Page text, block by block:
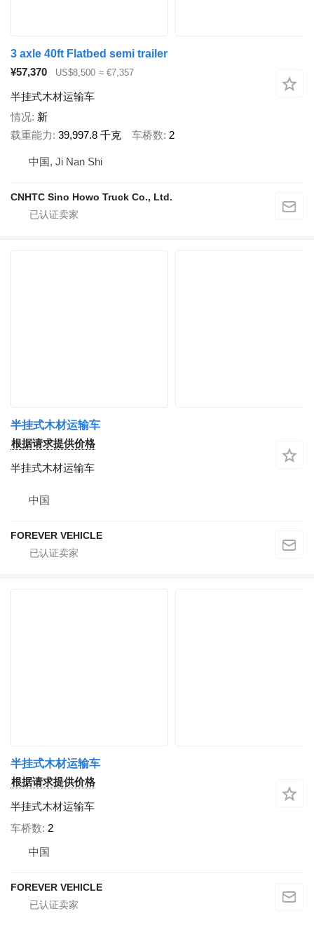
3 axle 40ft Flatbed semi trailer
¥57,370
US$8,500 ≈ €7,357
半挂式木材运输车
情况 新
载重能力 39,997.8 千克 车桥数 2
中国, Ji Nan Shi
CNHTC Sino Howo Truck Co., Ltd.
半挂式木材运输车
根据请求提供价格
半挂式木材运输车
中国
FOREVER VEHICLE
半挂式木材运输车
根据请求提供价格
半挂式木材运输车
车桥数 2
中国
FOREVER VEHICLE